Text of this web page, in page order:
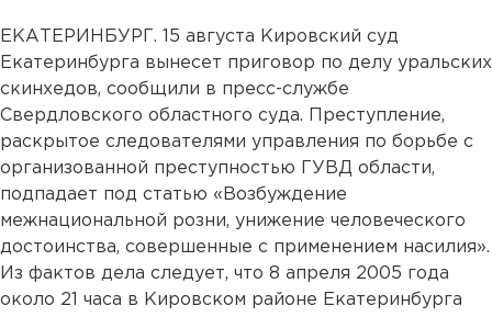
ЕКАТЕРИНБУРГ. 15 августа Кировский суд
Екатеринбурга вынесет приговор по делу уральских
скинхедов, сообщили в пресс-службе
Свердловского областного суда. Преступление,
раскрытое следователями управления по борьбе с
организованной преступностью ГУВД области,
подпадает под статью «Возбуждение
межнациональной розни, унижение человеческого
достоинства, совершенные с применением насилия».
Из фактов дела следует, что 8 апреля 2005 года
около 21 часа в Кировском районе Екатеринбурга